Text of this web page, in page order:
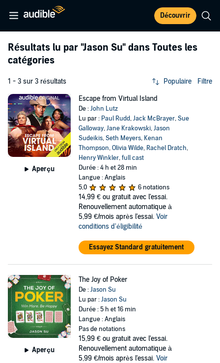
Découvrir
Résultats lu par "Jason Su" dans Toutes les
catégories
1 - 3 sur 3 résultats Populaire Filtre
Aperçu
Escape from Virtual Island
De :John Lutz
Lu par : Paul Rudd,Jack McBrayer,Sue
Galloway,Jane Krakowski,Jason
Sudeikis,Seth Meyers, Kenan
Thompson,Olivia Wilde, Rachel Dratch,
Henry Winkler,full cast
Durée : 4 h et 28 min
Langue : Anglais
5,0
6 notations
14,99 € ou gratuit avec l'essai.
Renouvellement automatique à
5,99 €/mois après l'essai. Voir
conditions d'éligibilité
Essayez Standard gratuitement
Aperçu
The Joy of Poker
De :Jason Su
Lu par :Jason Su
Durée : 5 h et 16 min
Langue : Anglais
Pas de notations
15,99 € ou gratuit avec l'essai.
Renouvellement automatique à
5,99 €/mois après l'essai. Voir